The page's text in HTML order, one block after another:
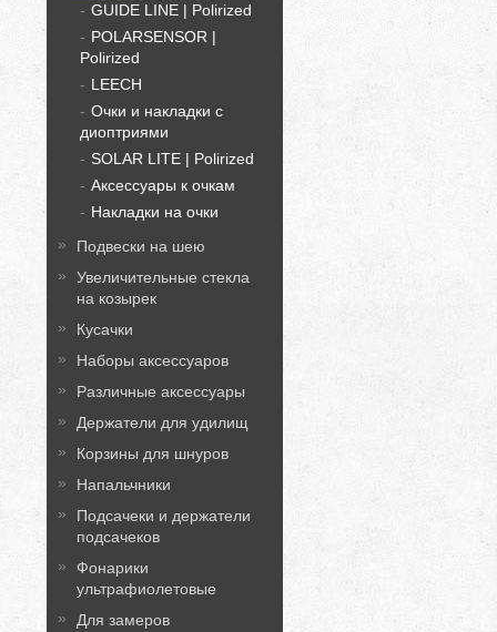
GUIDE LINE | Polirized
POLARSENSOR |
Polirized
LEECH
Очки и накладки с
диоптриями
SOLAR LITE | Polirized
Аксессуары к очкам
Накладки на очки
Подвески на шею
Увеличительные стекла
на козырек
Кусачки
Наборы аксессуаров
Различные аксессуары
Держатели для удилищ
Корзины для шнуров
Напальчники
Подсачеки и держатели
подсачеков
Фонарики
ультрафиолетовые
Для замеров